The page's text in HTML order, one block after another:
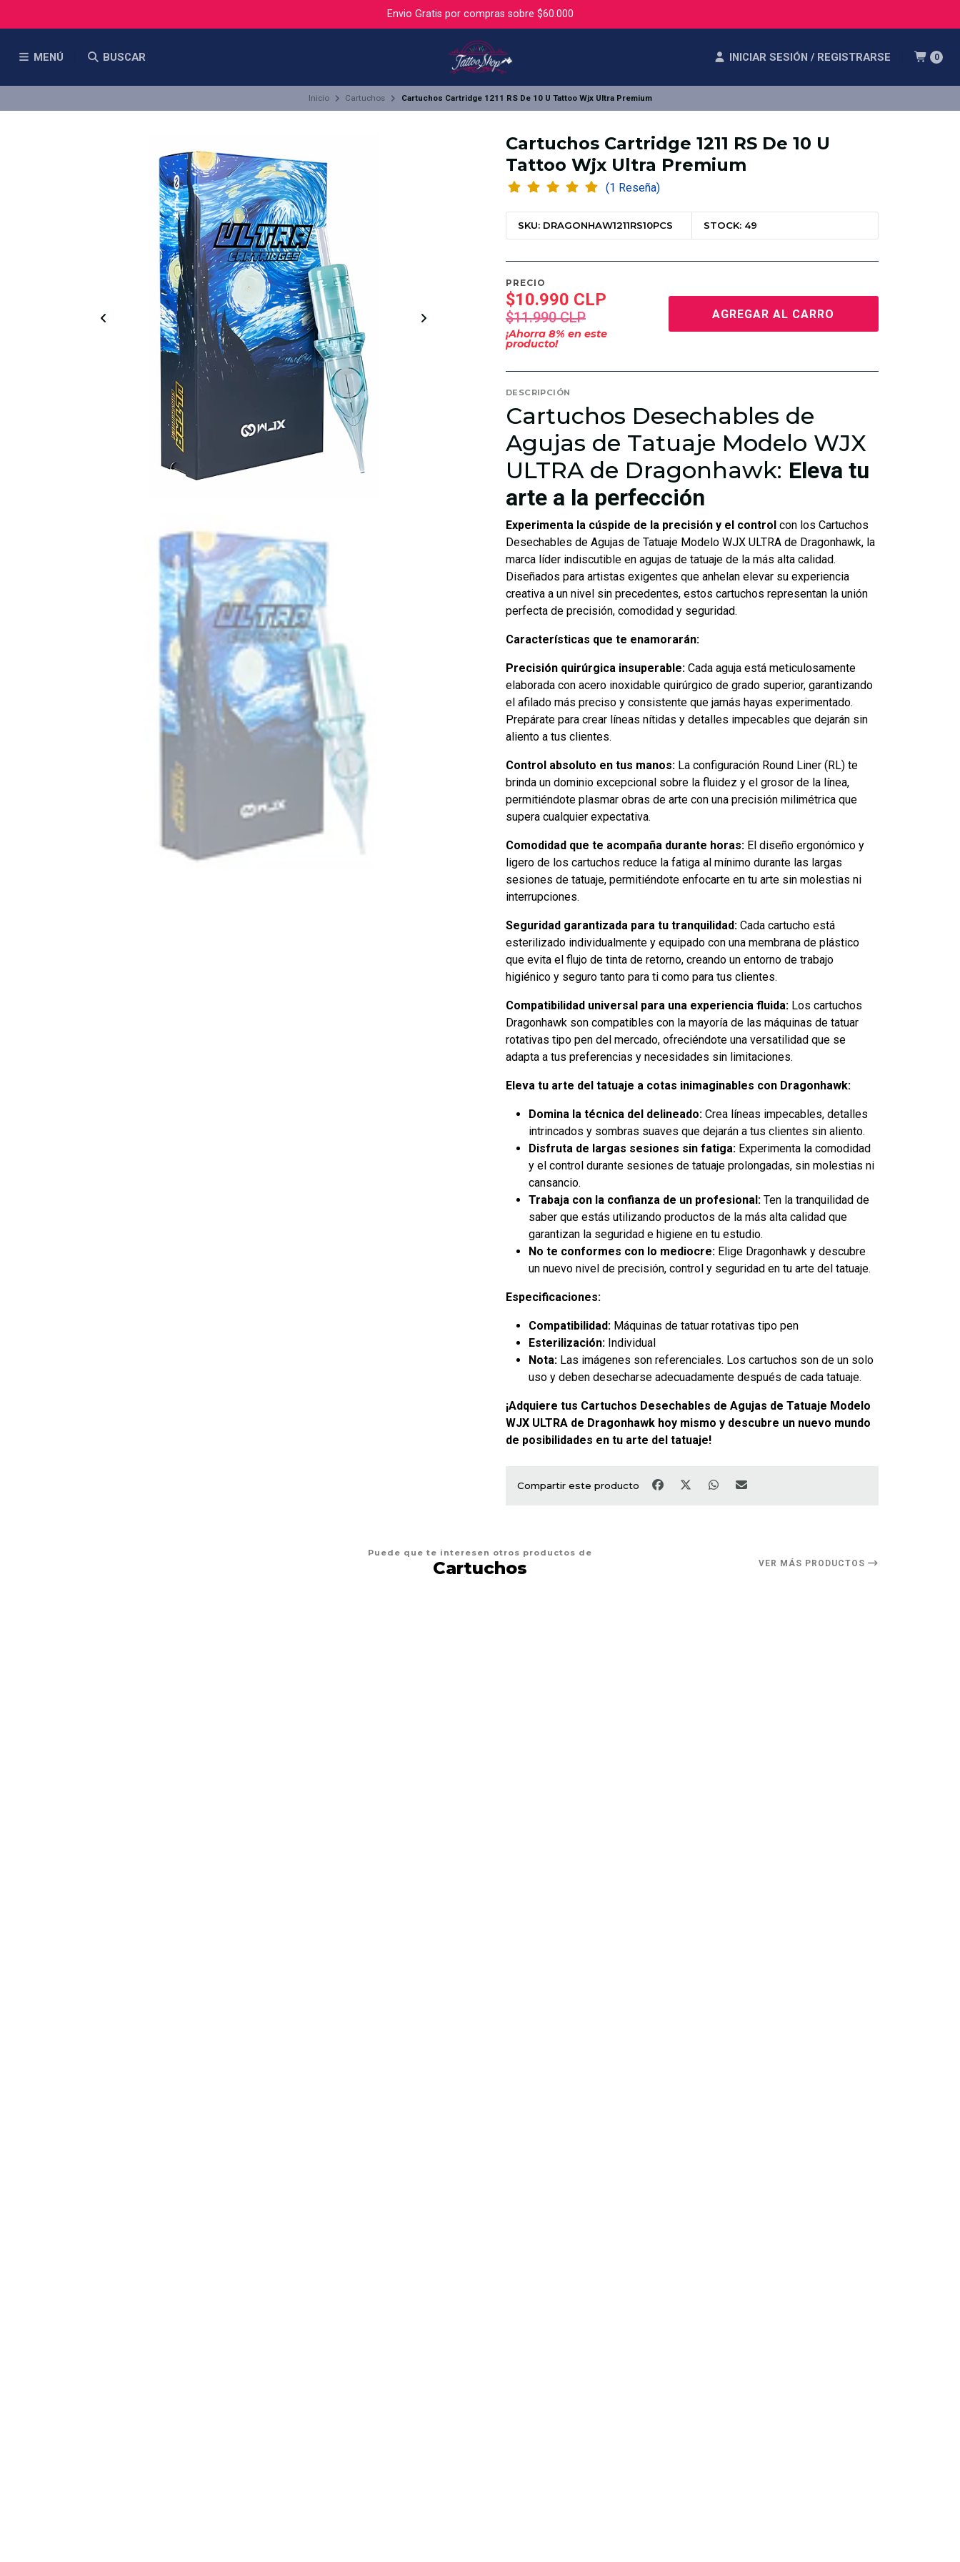
MENÚ BUSCAR INICIAR SESIÓN / REGISTRARSE 0
Envio Gratis por compras sobre $60.000
Inicio Cartuchos Cartuchos Cartridge 1211 RS De 10 U Tattoo Wjx Ultra Premium
Cartuchos Cartridge 1211 RS De 10 U
Tattoo Wjx Ultra Premium
(1 Reseña)
SKU: DRAGONHAW1211RS10PCS STOCK: 49
PRECIO
$10.990 CLP
$11.990 CLP
¡Ahorra 8% en este
producto!
AGREGAR AL CARRO
DESCRIPCIÓN
Cartuchos Desechables de
Agujas de Tatuaje Modelo WJX
ULTRA de Dragonhawk: Eleva tu
arte a la perfección
Experimenta la cúspide de la precisión y el control con los Cartuchos
Desechables de Agujas de Tatuaje Modelo WJX ULTRA de Dragonhawk, la
marca líder indiscutible en agujas de tatuaje de la más alta calidad.
Diseñados para artistas exigentes que anhelan elevar su experiencia
creativa a un nivel sin precedentes, estos cartuchos representan la unión
perfecta de precisión, comodidad y seguridad.
Características que te enamorarán:
Precisión quirúrgica insuperable: Cada aguja está meticulosamente
elaborada con acero inoxidable quirúrgico de grado superior, garantizando
el afilado más preciso y consistente que jamás hayas experimentado.
Prepárate para crear líneas nítidas y detalles impecables que dejarán sin
aliento a tus clientes.
Control absoluto en tus manos: La configuración Round Liner (RL) te
brinda un dominio excepcional sobre la fluidez y el grosor de la línea,
permitiéndote plasmar obras de arte con una precisión milimétrica que
supera cualquier expectativa.
Comodidad que te acompaña durante horas: El diseño ergonómico y
ligero de los cartuchos reduce la fatiga al mínimo durante las largas
sesiones de tatuaje, permitiéndote enfocarte en tu arte sin molestias ni
interrupciones.
Seguridad garantizada para tu tranquilidad: Cada cartucho está
esterilizado individualmente y equipado con una membrana de plástico
que evita el flujo de tinta de retorno, creando un entorno de trabajo
higiénico y seguro tanto para ti como para tus clientes.
Compatibilidad universal para una experiencia fluida: Los cartuchos
Dragonhawk son compatibles con la mayoría de las máquinas de tatuar
rotativas tipo pen del mercado, ofreciéndote una versatilidad que se
adapta a tus preferencias y necesidades sin limitaciones.
Eleva tu arte del tatuaje a cotas inimaginables con Dragonhawk:
Domina la técnica del delineado: Crea líneas impecables, detalles
intrincados y sombras suaves que dejarán a tus clientes sin aliento.
Disfruta de largas sesiones sin fatiga: Experimenta la comodidad
y el control durante sesiones de tatuaje prolongadas, sin molestias ni
cansancio.
Trabaja con la confianza de un profesional: Ten la tranquilidad de
saber que estás utilizando productos de la más alta calidad que
garantizan la seguridad e higiene en tu estudio.
No te conformes con lo mediocre: Elige Dragonhawk y descubre
un nuevo nivel de precisión, control y seguridad en tu arte del tatuaje.
Especificaciones:
Compatibilidad: Máquinas de tatuar rotativas tipo pen
Esterilización: Individual
Nota: Las imágenes son referenciales. Los cartuchos son de un solo
uso y deben desecharse adecuadamente después de cada tatuaje.
¡Adquiere tus Cartuchos Desechables de Agujas de Tatuaje Modelo
WJX ULTRA de Dragonhawk hoy mismo y descubre un nuevo mundo
de posibilidades en tu arte del tatuaje!
Compartir este producto
Puede que te interesen otros productos de
Cartuchos VER MÁS PRODUCTOS